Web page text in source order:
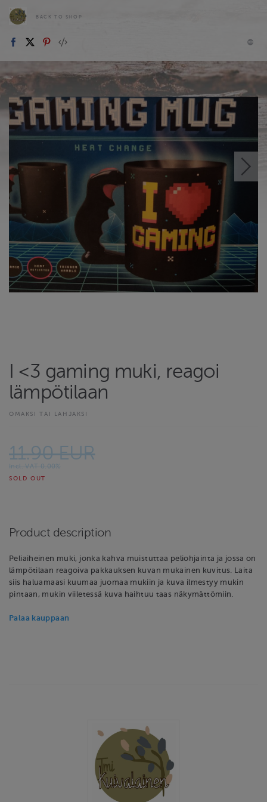
BACK TO SHOP
I <3 gaming muki, reagoi
lämpötilaan
OMAKSI TAI LAHJAKSI
11.90 EUR
Incl. VAT 0.00%
SOLD OUT
Product description
Peliaiheinen muki, jonka kahva muistuttaa peliohjainta ja jossa on
lämpötilaan reagoiva pakkauksen kuvan mukainen kuvitus. Laita
siis haluamaasi kuumaa juomaa mukiin ja kuva ilmestyy mukin
pintaan, mukin viiletessä kuva haihtuu taas näkymättömiin.
Palaa kauppaan